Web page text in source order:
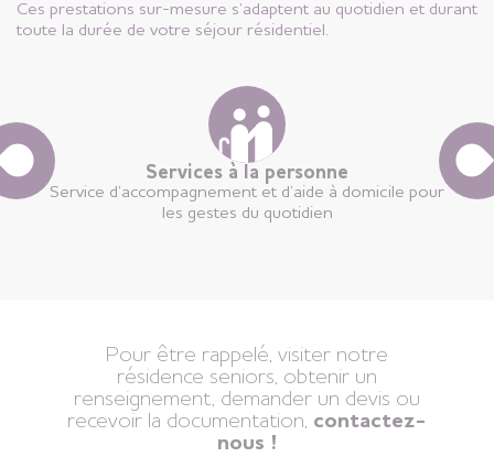
Ces prestations sur-mesure s’adaptent au quotidien et durant
toute la durée de votre séjour résidentiel.
Services à la personne
Service d’accompagnement et d’aide à domicile pour
les gestes du quotidien
Pour être rappelé, visiter notre
résidence seniors, obtenir un
renseignement, demander un devis ou
recevoir la documentation, contactez-
nous !